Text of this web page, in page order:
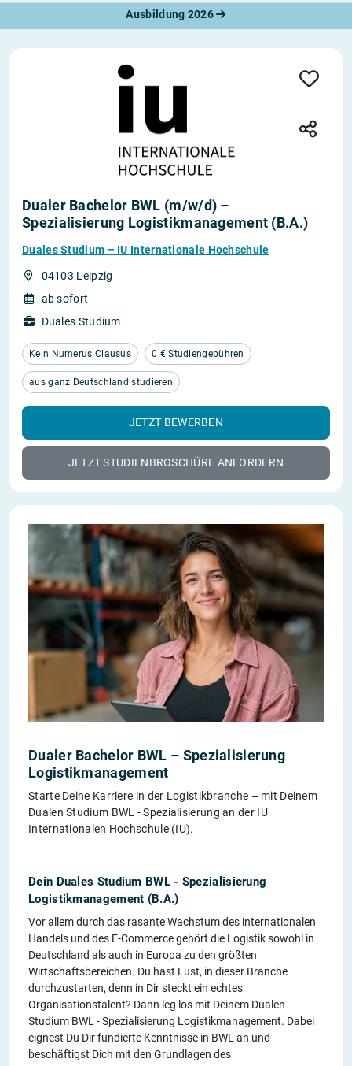
Ausbildung 2026
Dualer Bachelor BWL (m/w/d) –
Spezialisierung Logistikmanagement (B.A.)
Duales Studium – IU Internationale Hochschule
04103 Leipzig
ab sofort
Duales Studium
Kein Numerus Clausus 0 € Studiengebühren
aus ganz Deutschland studieren
JETZT BEWERBEN
JETZT STUDIENBROSCHÜRE ANFORDERN
Dualer Bachelor BWL – Spezialisierung
Logistikmanagement
Starte Deine Karriere in der Logistikbranche – mit Deinem
Dualen Studium BWL - Spezialisierung an der IU
Internationalen Hochschule (IU).
Dein Duales Studium BWL - Spezialisierung
Logistikmanagement (B.A.)
Vor allem durch das rasante Wachstum des internationalen
Handels und des E-Commerce gehört die Logistik sowohl in
Deutschland als auch in Europa zu den größten
Wirtschaftsbereichen. Du hast Lust, in dieser Branche
durchzustarten, denn in Dir steckt ein echtes
Organisationstalent? Dann leg los mit Deinem Dualen
Studium BWL - Spezialisierung Logistikmanagement. Dabei
eignest Du Dir fundierte Kenntnisse in BWL an und
beschäftigst Dich mit den Grundlagen des